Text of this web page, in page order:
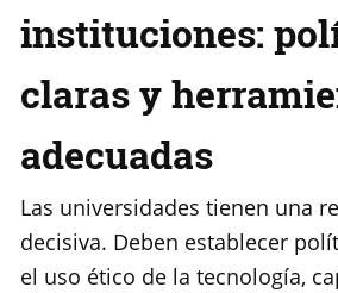
instituciones:
claras y
adecuadas
Las universidades tienen una
decisiva. Deben establecer
el uso ético de la tecnología,